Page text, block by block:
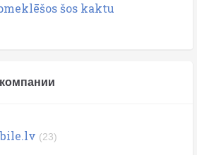
šos kaktu
(23)